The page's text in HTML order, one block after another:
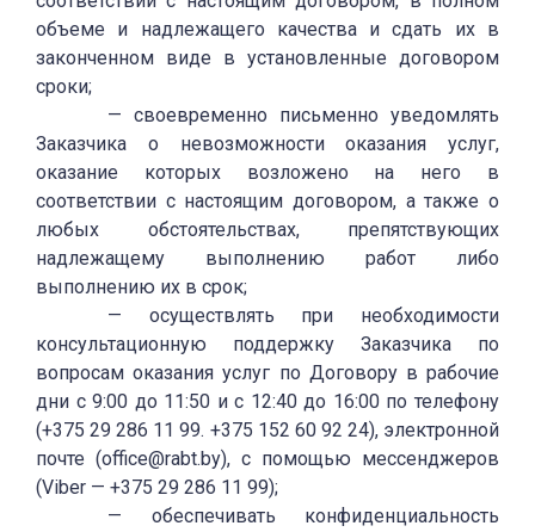
объеме и надлежащего качества и сдать их в
законченном виде в установленные договором
сроки;
— своевременно письменно уведомлять
Заказчика о невозможности оказания услуг,
оказание которых возложено на него в
соответствии с настоящим договором, а также о
любых обстоятельствах, препятствующих
надлежащему выполнению работ либо
выполнению их в срок;
— осуществлять при необходимости
консультационную поддержку Заказчика по
вопросам оказания услуг по Договору в рабочие
дни с 9:00 до 11:50 и с 12:40 до 16:00 по телефону
(+375 29 286 11 99. +375 152 60 92 24), электронной
почте (office@rabt.by), с помощью мессенджеров
(Viber — +375 29 286 11 99);
— обеспечивать конфиденциальность